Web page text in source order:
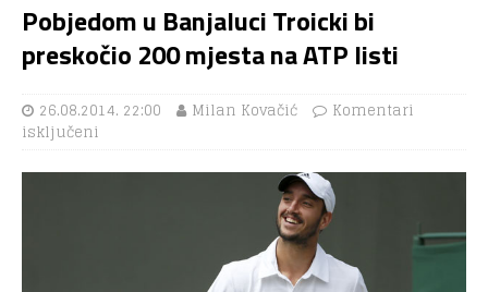
Pobjedom u Banjaluci Troicki bi
preskočio 200 mjesta na ATP listi
26.08.2014. 22:00 Milan Kovačić
Komentari
isključeni